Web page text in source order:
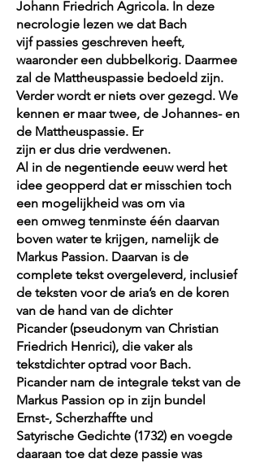
Johann Friedrich Agricola. In deze
necrologie lezen we dat Bach
vijf passies geschreven heeft,
waaronder een dubbelkorig. Daarmee
zal de Mattheuspassie bedoeld zijn.
Verder wordt er niets over gezegd. We
kennen er maar twee, de Johannes- en
de Mattheuspassie. Er
zijn er dus drie verdwenen.
Al in de negentiende eeuw werd het
idee geopperd dat er misschien toch
een mogelijkheid was om via
een omweg tenminste één daarvan
boven water te krijgen, namelijk de
Markus Passion. Daarvan is de
complete tekst overgeleverd, inclusief
de teksten voor de aria’s en de koren
van de hand van de dichter
Picander (pseudonym van Christian
Friedrich Henrici), die vaker als
tekstdichter optrad voor Bach.
Picander nam de integrale tekst van de
Markus Passion op in zijn bundel
Ernst-, Scherzhaffte und
Satyrische Gedichte (1732) en voegde
daaraan toe dat deze passie was